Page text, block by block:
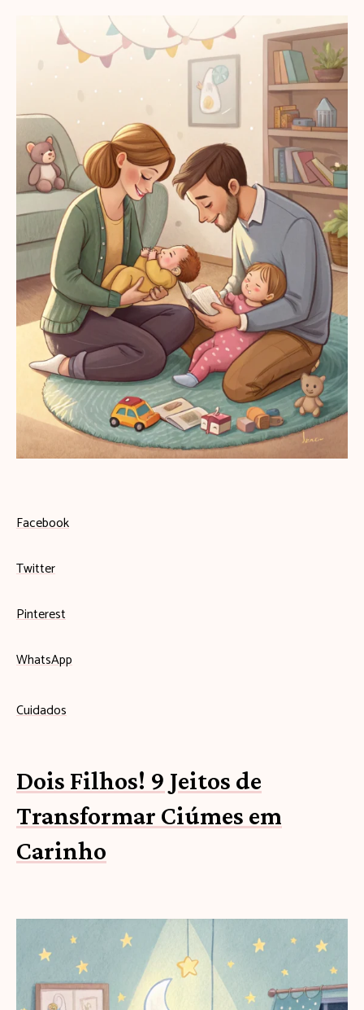
Facebook
Twitter
Pinterest
WhatsApp
Cuidados
Dois Filhos! 9 Jeitos de
Transformar Ciúmes em
Carinho